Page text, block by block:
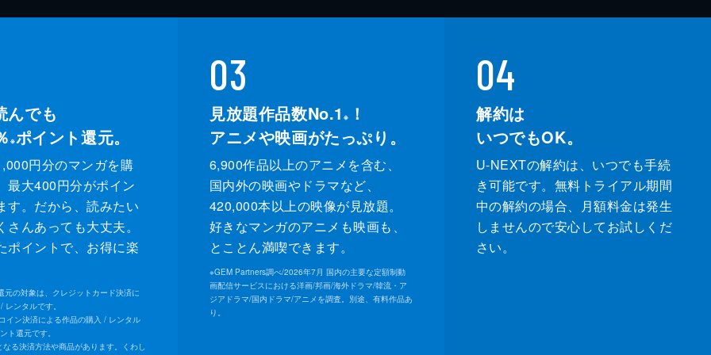
んでも
※ポイント還元。
円分のマンガを購
最大400円分がポイン
す。だから、読みたい
さんあっても大丈夫。
ポイントで、お得に楽
元の対象は、クレジットカード決済に
ンタルです。
イン決済による作品の購入 / レンタル
ト還元です。
なる決済方法や商品があります。くわし
03
見放題作品数No.1 ※
！
アニメや映画がたっぷり。
6,900作品以上のアニメを含む、
国内外の映画やドラマなど、
420,000本以上の映像が見放題。
好きなマンガのアニメも映画も、
とことん満喫できます。
※GEM Partners調べ/2026年7⽉ 国内の主要な定額制動
画配信サービスにおける洋画/邦画/海外ドラマ/韓流・ア
ジアドラマ/国内ドラマ/アニメを調査。別途、有料作品あ
り。
04
解約は
いつでもOK。
U-NEXTの解約は、いつでも手続
き可能です。無料トライアル期間
中の解約の場合、月額料金は発生
しませんので安心してお試しくだ
さい。